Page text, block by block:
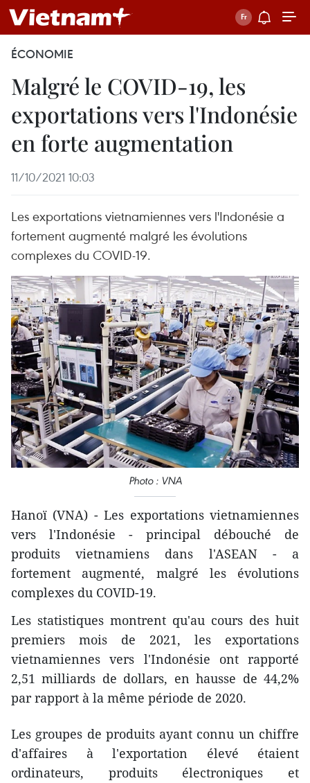
ÉCONOMIE
Malgré le COVID-19, les
exportations vers l'Indonésie
en forte augmentation
11/10/2021 10:03
Les exportations vietnamiennes vers l'Indonésie a
fortement augmenté malgré les évolutions
complexes du COVID-19.
Photo : VNA
Hanoï (VNA) - Les exportations vietnamiennes
vers l'Indonésie - principal débouché de
produits vietnamiens dans l'ASEAN - a
fortement augmenté, malgré les évolutions
complexes du COVID-19.
Les statistiques montrent qu'au cours des huit
premiers mois de 2021, les exportations
vietnamiennes vers l'Indonésie ont rapporté
2,51 milliards de dollars, en hausse de 44,2%
par rapport à la même période de 2020.
Les groupes de produits ayant connu un chiffre
d'affaires à l'exportation élevé étaient
ordinateurs, produits électroniques et